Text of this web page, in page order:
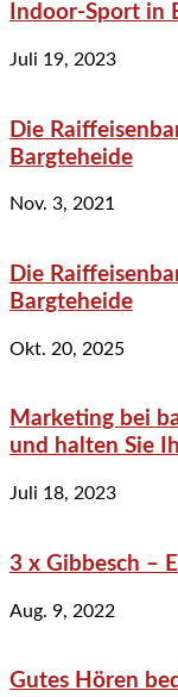
Indoor-Sport in
Juli 19, 2023
Die
Bargteheide
Nov. 3, 2021
Die
Bargteheide
Okt. 20, 2025
Marketing bei
und halten Sie
Juli 18, 2023
3 x Gibbesch –
Aug. 9, 2022
Gutes Hören